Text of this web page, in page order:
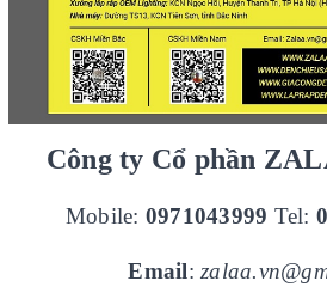
Công ty Cổ phần
Mobile: 0971043999 Tel:
Email: